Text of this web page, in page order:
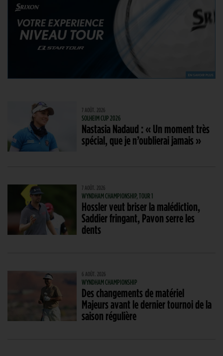
7 AOÛT. 2026
SOLHEIM CUP 2026
Nastasia Nadaud : « Un moment très
spécial, que je n’oublierai jamais »
7 AOÛT. 2026
WYNDHAM CHAMPIONSHIP, TOUR 1
Hossler veut briser la malédiction,
Saddier fringant, Pavon serre les
dents
6 AOÛT. 2026
WYNDHAM CHAMPIONSHIP
Des changements de matériel
Majeurs avant le dernier tournoi de la
saison régulière